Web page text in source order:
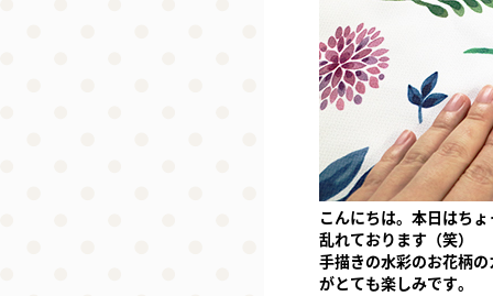
こんにちは。本日はち
乱れております（笑）
手描きの水彩のお花柄
がとても楽しみです。